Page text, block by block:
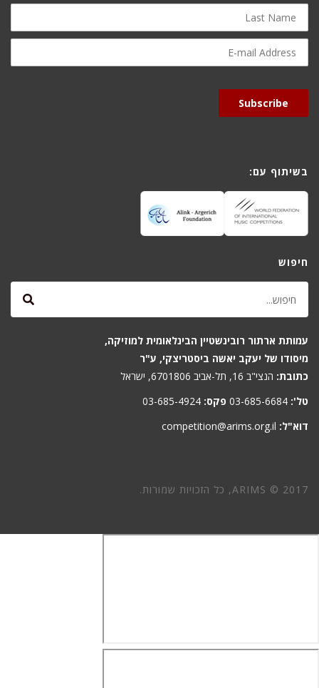
Last
Name
E-
mail
Address
Subscribe
בשיתוף עם:
חיפוש
עמותת ארתור רובינשטיין הבינלאומית למוזיקה,
מיסודו של יעקב יאשה ביסטריצקי, ע"ר
כתובת: הנצי"ב 16, תל-אביב 6701806, ישראל
טל': 03-685-6684 פקס: 03-685-4924
דוא"ל: competition@arims.org.il
ARIMS © 2017, כל הזכויות שמורות.